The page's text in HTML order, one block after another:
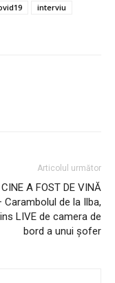
interviu
Articolul următor
A FOST DE VINĂ
Carambolul de la Ilba,
LIVE de camera de
bord a unui șofer